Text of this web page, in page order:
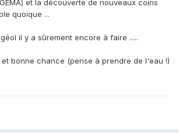
et la découverte de nouveaux coins
quoique ...
il y a sûrement encore à faire .....
bonne chance (pense à prendre de l'eau !)